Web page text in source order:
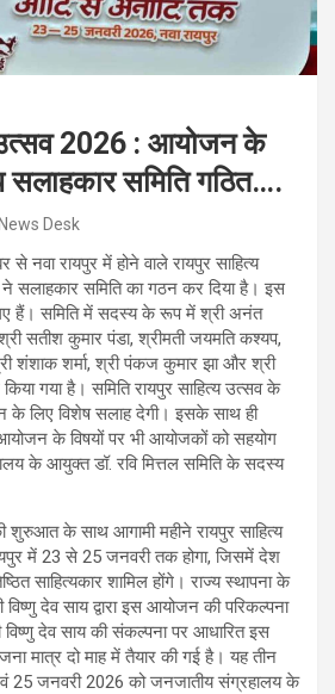
उत्सव 2026 : आयोजन के
सलाहकार समिति गठित….
News Desk
से नवा रायपुर में होने वाले रायपुर साहित्य
सलाहकार समिति का गठन कर दिया है। इस
हैं। समिति में सदस्य के रूप में श्री अनंत
सतीश कुमार पंडा, श्रीमती जयमति कश्यप,
शंशाक शर्मा, श्री पंकज कुमार झा और श्री
गया है। समिति रायपुर साहित्य उत्सव के
लिए विशेष सलाह देगी। इसके साथ ही
के विषयों पर भी आयोजकों को सहयोग
के आयुक्त डॉ. रवि मित्तल समिति के सदस्य
शुरुआत के साथ आगामी महीने रायपुर साहित्य
में 23 से 25 जनवरी तक होगा, जिसमें देश
साहित्यकार शामिल होंगे। राज्य स्थापना के
देव साय द्वारा इस आयोजन की परिकल्पना
देव साय की संकल्पना पर आधारित इस
मात्र दो माह में तैयार की गई है। यह तीन
25 जनवरी 2026 को जनजातीय संग्रहालय के